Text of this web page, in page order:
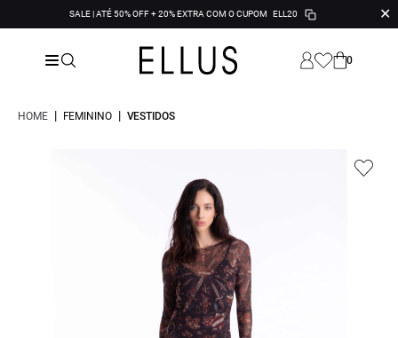
SALE | ATÉ 50% OFF + 20% EXTRA COM O CUPOM ELL20 ✕
0
HOME | FEMININO | VESTIDOS